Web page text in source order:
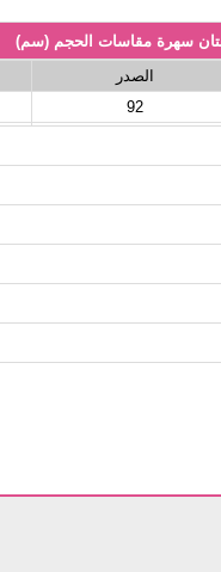
سهرة مقاسات الحجم (سم)
الصدر
92
100
104